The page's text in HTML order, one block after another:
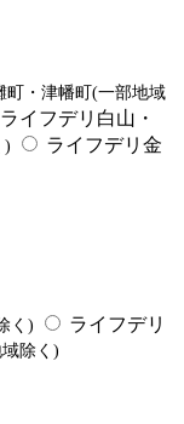
町・津幡町(一部地域
ライフデリ白山・
)
ライフデリ金
く)
ライフデリ
除く)